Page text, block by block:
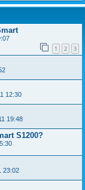
1 2 3
12:30
19:48
S1200?
23:02